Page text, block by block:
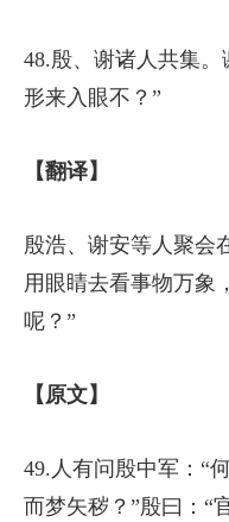
48.殷、谢诸人共集
形来入眼不？”
【翻译】
殷浩、谢安等人聚会
用眼睛去看事物万象
呢？”
【原文】
49.人有问殷中军：“
而梦矢秽？”殷曰：“